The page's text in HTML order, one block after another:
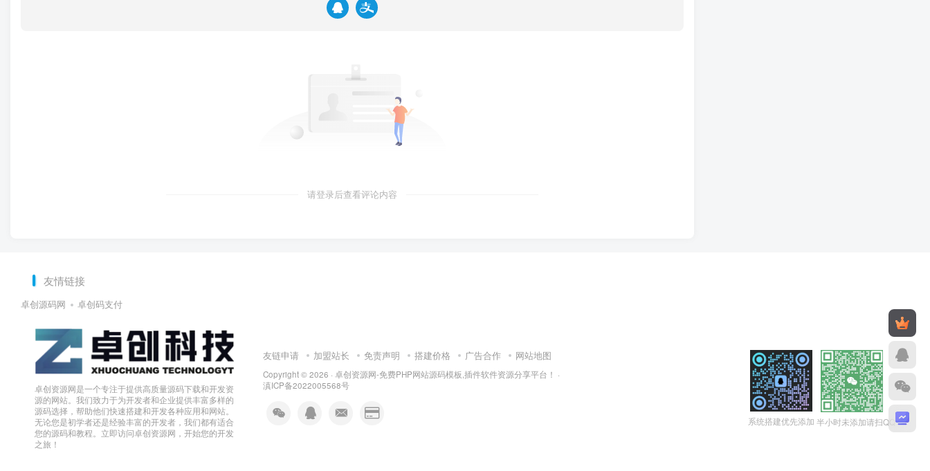
请登录后查看评论内容
友情链接
卓创源码网 卓创码支付
卓创资源网是一个专注于提供高质量源码下载和开发资
源的网站。我们致力于为开发者和企业提供丰富多样的
源码选择，帮助他们快速搭建和开发各种应用和网站。
无论您是初学者还是经验丰富的开发者，我们都有适合
您的源码和教程。立即访问卓创资源网，开始您的开发
之旅！
友链申请 加盟站长 免责声明 搭建价格 广告合作 网站地图
Copyright © 2026 · 卓创资源网-免费PHP网站源码模板,插件软件资源分享平台！ ·
滇ICP备2022005568号
系统搭建优先添加 半小时未添加请扫QQ